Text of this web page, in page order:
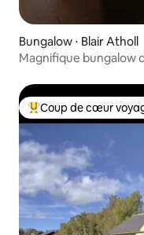
Bungalow ⋅ Blair Atholl
Magnifique bungalow
Coups de cœur
Coup de cœur